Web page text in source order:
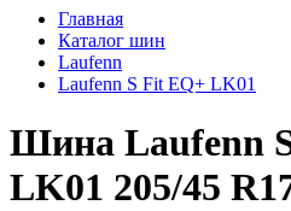
Главная
Каталог шин
Laufenn
Laufenn S Fit EQ+ LK01
Шина Laufenn
LK01 205/45